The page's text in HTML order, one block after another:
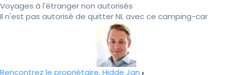
Voyages à l'étranger non autorisés
Il n'est pas autorisé de quitter NL avec ce camping-car
Rencontrez le propriétaire, Hidde Jan